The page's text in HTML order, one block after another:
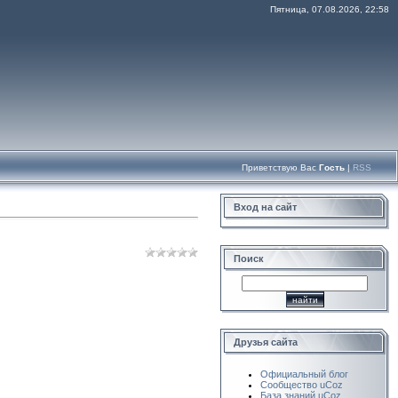
Пятница, 07.08.2026, 22:58
Приветствую Вас Гость | RSS
Вход на сайт
Поиск
Друзья сайта
Официальный блог
Сообщество uCoz
База знаний uCoz